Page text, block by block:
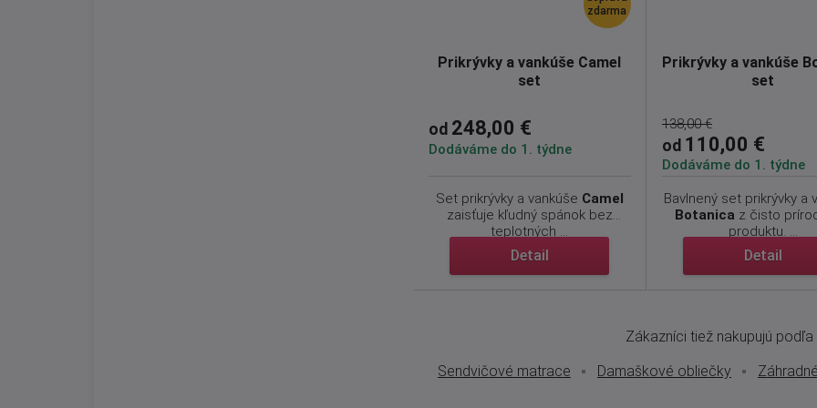
zdarma
Prikrývky a vankúše Camel
set
od 248,00 €
Dodáváme do 1. týdne
Set prikrývky a vankúše Camel
zaisťuje kľudný spánok bez
teplotných ...
Detail
Prikrývky a vankúše
set
138,00 €
od 110,00 €
Dodáváme do 1. týdne
Bavlnený set prikrývky a
Botanica z čisto
produktu. ...
Detail
Zákazníci tiež nakupujú
Sendvičové matrace
Damaškové obliečky